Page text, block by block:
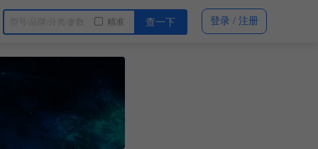
精准 查一下 登录 / 注册